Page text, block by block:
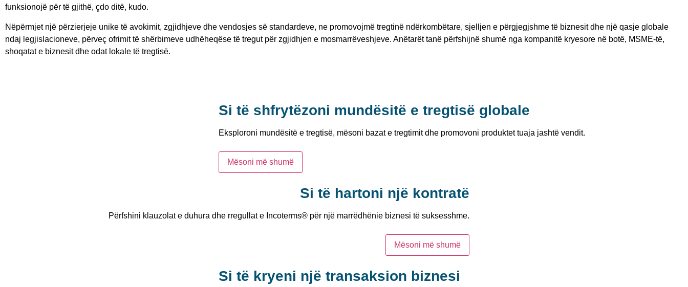
funksionojë për të gjithë, çdo ditë, kudo.
Nëpërmjet një përzierjeje unike të avokimit, zgjidhjeve dhe vendosjes së standardeve, ne promovojmë tregtinë ndërkombëtare, sjelljen e përgjegjshme të biznesit dhe një qasje globale
ndaj legjislacioneve, përveç ofrimit të shërbimeve udhëheqëse të tregut për zgjidhjen e mosmarrëveshjeve. Anëtarët tanë përfshijnë shumë nga kompanitë kryesore në botë, MSME-të,
shoqatat e biznesit dhe odat lokale të tregtisë.
Si të shfrytëzoni mundësitë e tregtisë globale
Eksploroni mundësitë e tregtisë, mësoni bazat e tregtimit dhe promovoni produktet tuaja jashtë vendit.
Mësoni më shumë
Si të hartoni një kontratë
Përfshini klauzolat e duhura dhe rregullat e Incoterms® për një marrëdhënie biznesi të suksesshme.
Mësoni më shumë
Si të kryeni një transaksion biznesi